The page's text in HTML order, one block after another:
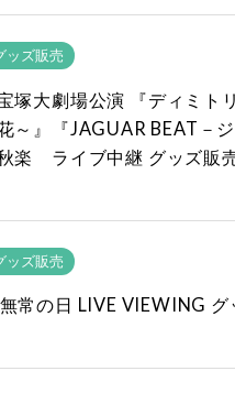
ッズ販売
大劇場公演 『ディミト
～』『JAGUAR BEAT－
楽 ライブ中継 グッズ販
ッズ販売
常の日 LIVE VIEWING グ